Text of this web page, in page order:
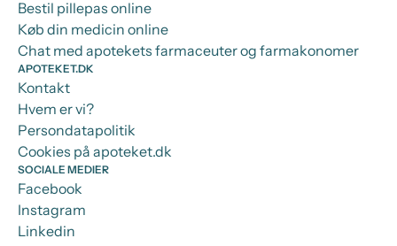
Bestil pillepas online
Køb din medicin online
Chat med apotekets farmaceuter og farmakonomer
APOTEKET.DK
Kontakt
Hvem er vi?
Persondatapolitik
Cookies på apoteket.dk
SOCIALE MEDIER
Facebook
Instagram
Linkedin